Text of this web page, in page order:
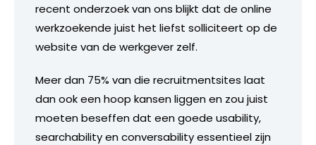
recent onderzoek van ons blijkt dat de online
werkzoekende juist het liefst solliciteert op de
website van de werkgever zelf.
Meer dan 75% van die recruitmentsites laat
dan ook een hoop kansen liggen en zou juist
moeten beseffen dat een goede usability,
searchability en conversability essentieel zijn